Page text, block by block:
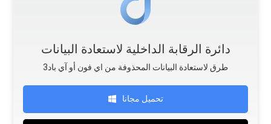
دائرة الرقابة الداخلية لاستعادة البيانات
طرق لاستعادة البيانات المحذوفة من اي فون أو آي باد3
تحميل مجانا